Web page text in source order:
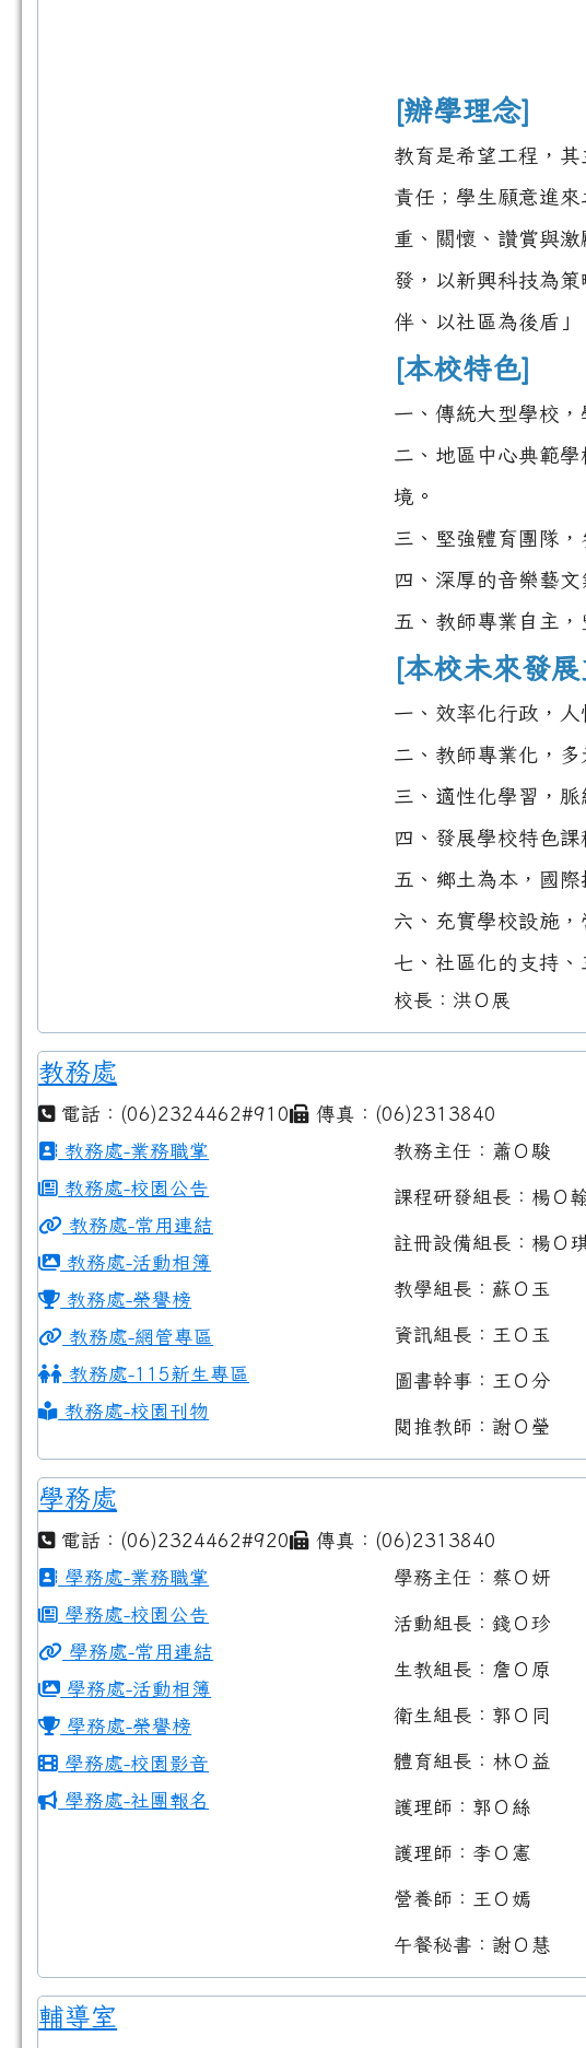
[辦學理念]
教育是希望工程，
責任；學生願意進
重、關懷、讚賞與
發，以新興科技為
伴、以社區為後盾
[本校特色]
一、傳統大型學校
二、地區中心典範
境。
三、堅強體育團隊
四、深厚的音樂藝
五、教師專業自主
[本校未來發展
一、效率化行政，人
二、教師專業化，多
三、適性化學習，
四、發展學校特色
五、鄉土為本，國
六、充實學校設施
七、社區化的支持、
校長：洪Ｏ展
教務處
電話：(06)2324462#910
傳真：(06)2313840
教務處-業務職掌
教務處-校園公告
教務處-常用連結
教務處-活動相簿
教務處-榮譽榜
教務處-網管專區
教務處-115新生專區
教務處-校園刊物
教務主任：蕭Ｏ駿
課程研發組長：楊Ｏ
註冊設備組長：楊Ｏ
教學組長：蘇Ｏ玉
資訊組長：王Ｏ玉
圖書幹事：王Ｏ分
閱推教師：謝Ｏ瑩
學務處
電話：(06)2324462#920
傳真：(06)2313840
學務處-業務職掌
學務處-校園公告
學務處-常用連結
學務處-活動相簿
學務處-榮譽榜
學務處-校園影音
學務處-社團報名
學務主任：蔡Ｏ妍
活動組長：錢Ｏ珍
生教組長：詹Ｏ原
衛生組長：郭Ｏ同
體育組長：林Ｏ益
護理師：郭Ｏ絲
護理師：李Ｏ憲
營養師：王Ｏ嫣
午餐秘書：謝Ｏ慧
輔導室